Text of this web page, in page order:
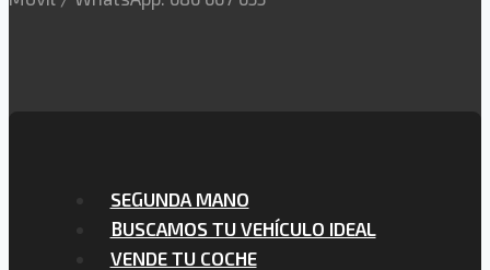
SEGUNDA MANO
BUSCAMOS TU VEHÍCULO IDEAL
VENDE TU COCHE